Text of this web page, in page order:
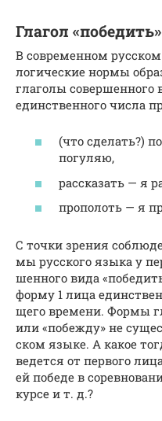
Глагол
В совре­мен­ном
ло­ги­че­ские нор­мы
гла­го­лы совер­шен­но­го
един­ствен­но­го чис­ла
(что сде­лать?)
погу­ляю,
рас­ска­зать — я
про­по­лоть — я
С точ­ки зре­ния
мы рус­ско­го язы­ка у
шен­но­го вида
фор­му 1 лица
ще­го вре­ме­ни. Формы
или «побеж­ду» не
ском язы­ке. А какое
ведет­ся от пер­во­го
ей побе­де в
кур­се и т. д.?